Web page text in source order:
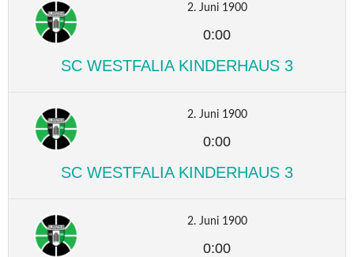
2. Juni 1900
0:00
SC WESTFALIA KINDERHAUS 3
2. Juni 1900
0:00
SC WESTFALIA KINDERHAUS 3
2. Juni 1900
0:00